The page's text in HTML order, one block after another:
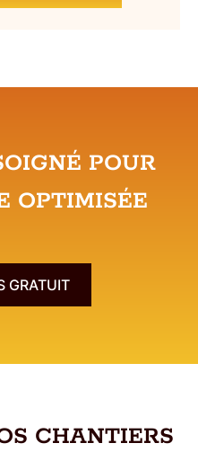
POUR
OPTIMISÉE
GRATUIT
CHANTIERS